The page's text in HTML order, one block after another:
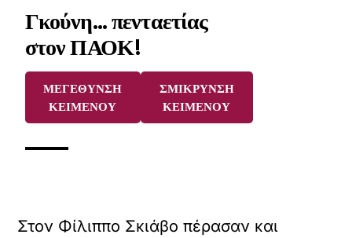
Γκούνη… πενταετίας
στον ΠΑΟΚ!
ΜΕΓΕΘΥΝΣΗ
ΚΕΙΜΕΝΟΥ
ΣΜΙΚΡΥΝΣΗ
ΚΕΙΜΕΝΟΥ
Στον Φίλιππο Σκιάβο πέρασαν και